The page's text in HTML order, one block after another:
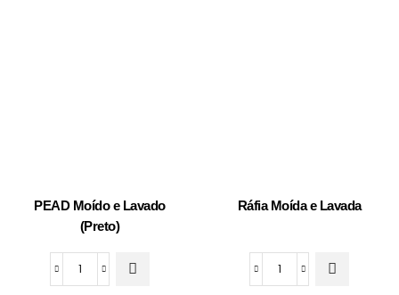
PEAD Moído e Lavado
(Preto)
PEAD
Ráfia Moída e Lavada
Ráfia